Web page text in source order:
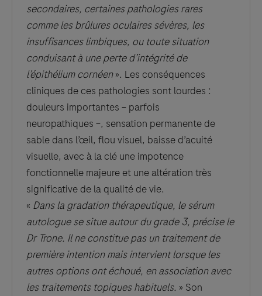
secondaires, certaines pathologies rares
comme les brûlures oculaires sévères, les
insuffisances limbiques, ou toute situation
conduisant à une perte d’intégrité de
l’épithélium cornéen». Les conséquences
cliniques de ces pathologies sont lourdes :
douleurs importantes – parfois
neuropathiques –, sensation permanente de
sable dans l’œil, flou visuel, baisse d’acuité
visuelle, avec à la clé une impotence
fonctionnelle majeure et une altération très
significative de la qualité de vie.
« Dans la gradation thérapeutique, le sérum
autologue se situe autour du grade 3, précise le
Dr Trone. Il ne constitue pas un traitement de
première intention mais intervient lorsque les
autres options ont échoué, en association avec
les traitements topiques habituels. » Son